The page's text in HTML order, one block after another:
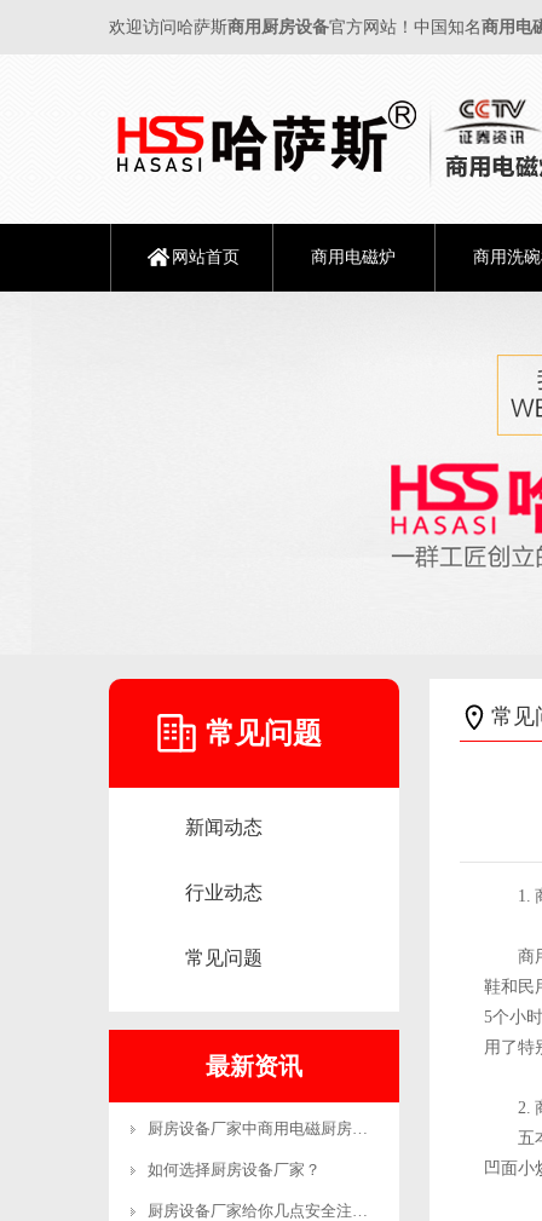
欢迎访问哈萨斯商用厨房设备官方网站！中国知名商用电
网站首页 商用电磁炉 商用洗
常见问题
新闻动态
行业动态
常见问题
最新资讯
厨房设备厂家中商用电磁厨房设备的优势有哪
如何选择厨房设备厂家？
厨房设备厂家给你几点安全注意事项
常见
1.
商
鞋和民
5个小
用了特
2.
五
凹面小